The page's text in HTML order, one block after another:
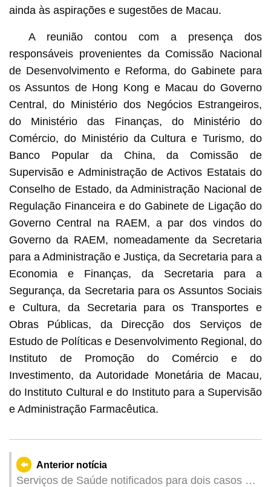
ainda às aspirações e sugestões de Macau.
A reunião contou com a presença dos
responsáveis provenientes da Comissão Nacional
de Desenvolvimento e Reforma, do Gabinete para
os Assuntos de Hong Kong e Macau do Governo
Central, do Ministério dos Negócios Estrangeiros,
do Ministério das Finanças, do Ministério do
Comércio, do Ministério da Cultura e Turismo, do
Banco Popular da China, da Comissão de
Supervisão e Administração de Activos Estatais do
Conselho de Estado, da Administração Nacional de
Regulação Financeira e do Gabinete de Ligação do
Governo Central na RAEM, a par dos vindos do
Governo da RAEM, nomeadamente da Secretaria
para a Administração e Justiça, da Secretaria para a
Economia e Finanças, da Secretaria para a
Segurança, da Secretaria para os Assuntos Sociais
e Cultura, da Secretaria para os Transportes e
Obras Públicas, da Direcção dos Serviços de
Estudo de Políticas e Desenvolvimento Regional, do
Instituto de Promoção do Comércio e do
Investimento, da Autoridade Monetária de Macau,
do Instituto Cultural e do Instituto para a Supervisão
e Administração Farmacêutica.
Anterior notícia
Serviços de Saúde notificados para dois casos de